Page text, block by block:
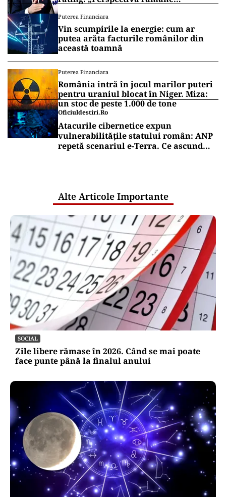
Puterea Financiara
Vin scumpirile la energie: cum ar
putea arăta facturile românilor din
această toamnă
Puterea Financiara
România intră în jocul marilor puteri
pentru uraniul blocat în Niger. Miza:
un stoc de peste 1.000 de tone
Oficiuldestiri.ro
Atacurile cibernetice expun
vulnerabilitățile statului român: ANP
repetă scenariul e‑Terra. Ce ascund
Alte Articole Importante
SOCIAL
Zile libere rămase în 2026. Când se mai poate
face punte până la finalul anului